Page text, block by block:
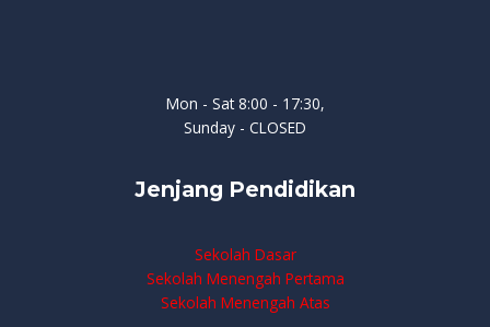
Mon - Sat 8:00 - 17:30,
Sunday - CLOSED
Jenjang Pendidikan
Sekolah Dasar
Sekolah Menengah Pertama
Sekolah Menengah Atas